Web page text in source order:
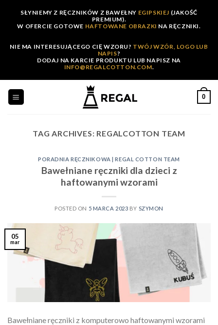
content
SŁYNIEMY Z RĘCZNIKÓW Z BAWEŁNY EGIPSKIEJ (JAKOŚĆ
PREMIUM).
W OFERCIE GOTOWE HAFTOWANE OBRAZKI NA RĘCZNIKI.
NIE MA INTERESUJĄCEGO CIĘ WZORU? TWÓJ WZÓR, LOGO LUB
NAPIS?
DODAJ NA KARCIE PRODUKTU LUB NAPISZ NA
INFO@REGALCOTTON.COM.
0
TAG ARCHIVES: REGALCOTTON TEAM
PORADNIA RĘCZNIKOWA | REGAL COTTON TEAM
Bawełniane ręczniki dla dzieci z
haftowanymi wzorami
POSTED ON 5 MARCA 2023 BY SZYMON
05
mar
Bawełniane ręczniki z komputerowo haftowanymi wzorami